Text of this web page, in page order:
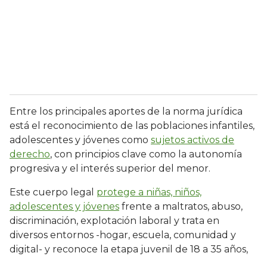
Entre los principales aportes de la norma jurídica
está el reconocimiento de las poblaciones infantiles,
adolescentes y jóvenes como sujetos activos de
derecho, con principios clave como la autonomía
progresiva y el interés superior del menor.
Este cuerpo legal protege a niñas, niños,
adolescentes y jóvenes frente a maltratos, abuso,
discriminación, explotación laboral y trata en
diversos entornos -hogar, escuela, comunidad y
digital- y reconoce la etapa juvenil de 18 a 35 años,